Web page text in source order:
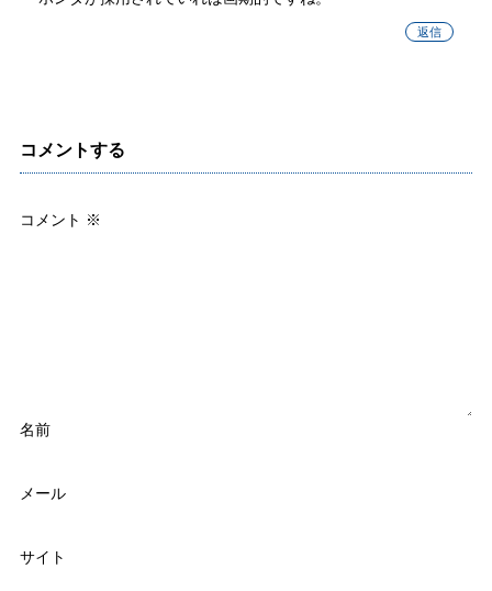
返信
コメントする
コメント ※
名前
メール
サイト